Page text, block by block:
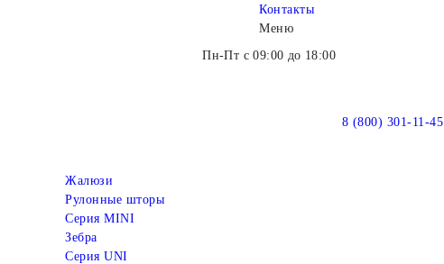
Контакты
Меню
Пн-Пт с 09:00 до 18:00
8 (800) 301-11-45
Жалюзи
Рулонные шторы
Серия MINI
Зебра
Серия UNI